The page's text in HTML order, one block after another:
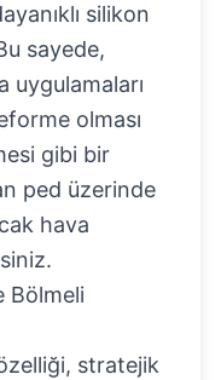
silikon
sayede,
uygulamaları
olması
gibi bir
ped üzerinde
hava
Bölmeli
stratejik